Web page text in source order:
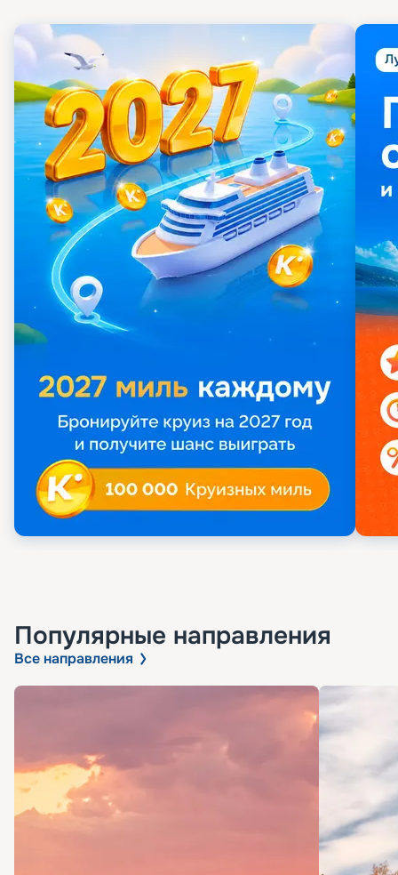
Популярные направления
Все направления